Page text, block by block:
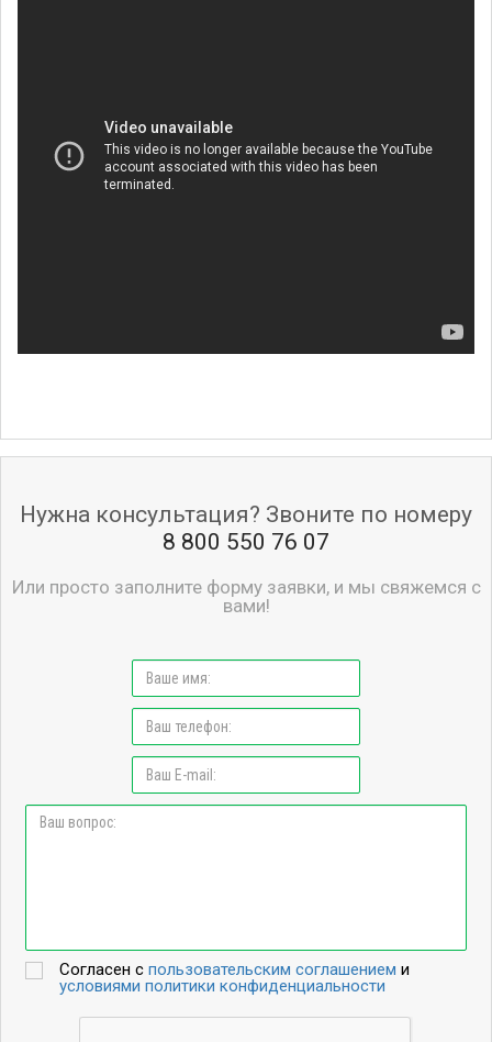
Нужна консультация? Звоните по номеру
8 800 550 76 07
Или просто заполните форму заявки, и мы свяжемся с
вами!
Согласен спользовательским соглашением и
условиями политики конфиденциальности